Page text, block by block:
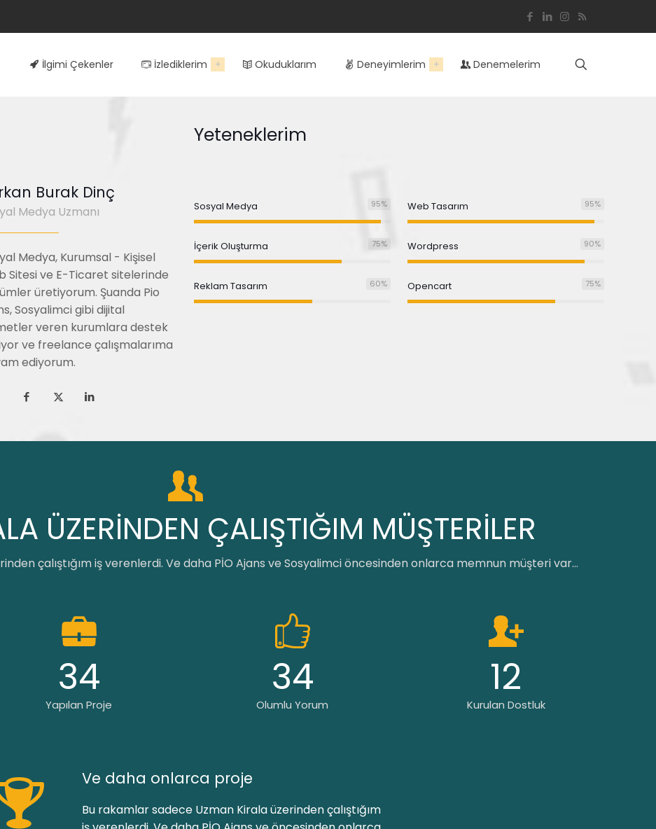
İlgimi Çekenler İzlediklerim Okuduklarım Deneyimlerim Denemelerim
Yeteneklerim
Burak Dinç
Medya Uzmanı
Medya, Kurumsal - Kişisel
Sitesi ve E-Ticaret sitelerinde
üretiyorum. Şuanda Pio
Sosyalimci gibi dijital
veren kurumlara destek
ve freelance çalışmalarıma
ediyorum.
Sosyal Medya 95%
İçerik Oluşturma 75%
Reklam Tasarım 60%
Web Tasarım 95%
Wordpress 90%
Opencart 75%
ÜZERİNDEN ÇALIŞTIĞIM MÜŞTERİLER
çalıştığım iş verenlerdi. Ve daha PİO Ajans ve Sosyalimci öncesinden onlarca memnun müşteri var...
34
Yapılan Proje
34
Olumlu Yorum
12
Kurulan Dostluk
Ve daha onlarca proje
Bu rakamlar sadece Uzman Kirala üzerinden çalıştığım